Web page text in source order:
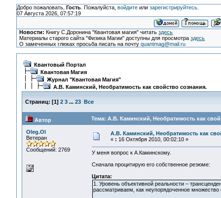
Добро пожаловать, Гость. Пожалуйста, войдитеили зарегистрируйтесь.
07 Августа 2026, 07:57:19
Новости: Книгу С.Доронина "Квантовая магия" читатьздесь
Материалы старого сайта "Физика Магии" доступны для просмотраздесь
О замеченных глюках просьба писать на почтуquantmag@mail.ru
Квантовый Портал
Квантовая Магия
Журнал "Квантовая Магия"
А.В. Каминский, Необратимость как свойство сознания.
Страниц: [1] 2 3 ... 23 Все
Автор Тема: А.В. Каминский, Необратимость как
Oleg.Ol
Ветеран
Сообщений: 2769
А.В. Каминский, Необратимость как
« : 16 Октября 2010, 00:02:10 »
У меня вопрос к А.Каминскому.
Сначала процитирую его собственное резюме:
Цитата:
1. Уровень объективной реальности –
рассматриваем, как неупорядоченное множество